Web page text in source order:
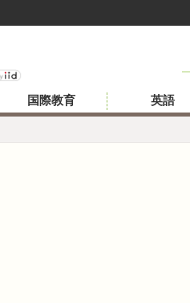
国際教育 英語